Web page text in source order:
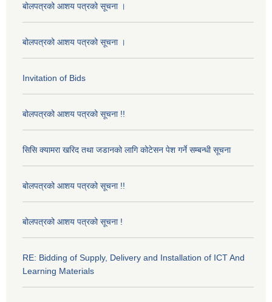
बोलपत्रको आशय पत्रको सूचना ।
बोलपत्रको आशय पत्रको सूचना ।
Invitation of Bids
बोलपत्रको आशय पत्रको सूचना !!
सिसि क्यामरा खरिद तथा जडानको लागि कोटेसन पेश गर्ने सम्बन्धी सूचना
बोलपत्रको आशय पत्रको सूचना !!
बोलपत्रको आशय पत्रको सूचना !
RE: Bidding of Supply, Delivery and Installation of ICT And
Learning Materials